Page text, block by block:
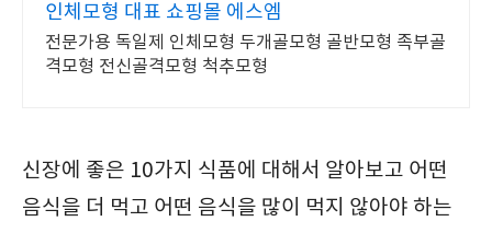
인체모형 대표 쇼핑몰 에스엠
전문가용 독일제 인체모형 두개골모형 골반모형 족부골
격모형 전신골격모형 척추모형
신장에 좋은 10가지 식품에 대해서 알아보고 어떤
음식을 더 먹고 어떤 음식을 많이 먹지 않아야 하는